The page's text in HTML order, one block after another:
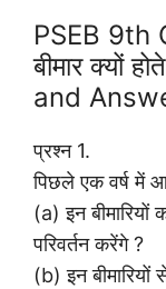
PSEB 9th
बीमार क्यों
and
प्रश्न 1.
पिछले एक वर्ष में
(a) इन बीमारियों
परिवर्तन करेंगे ?
(b) इन